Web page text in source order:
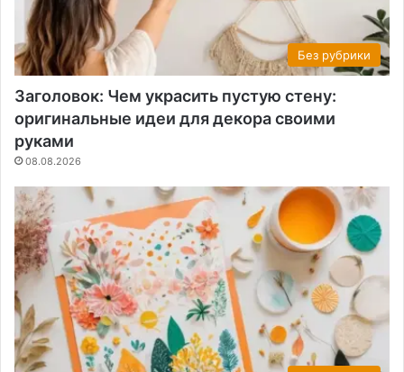
Без рубрики
Заголовок: Чем украсить пустую стену:
оригинальные идеи для декора своими
руками
08.08.2026